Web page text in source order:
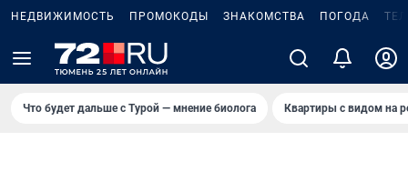
НЕДВИЖИМОСТЬ ПРОМОКОДЫ ЗНАКОМСТВА ПОГОДА
Что будет дальше с Турой — мнение биолога Квартиры с видом на